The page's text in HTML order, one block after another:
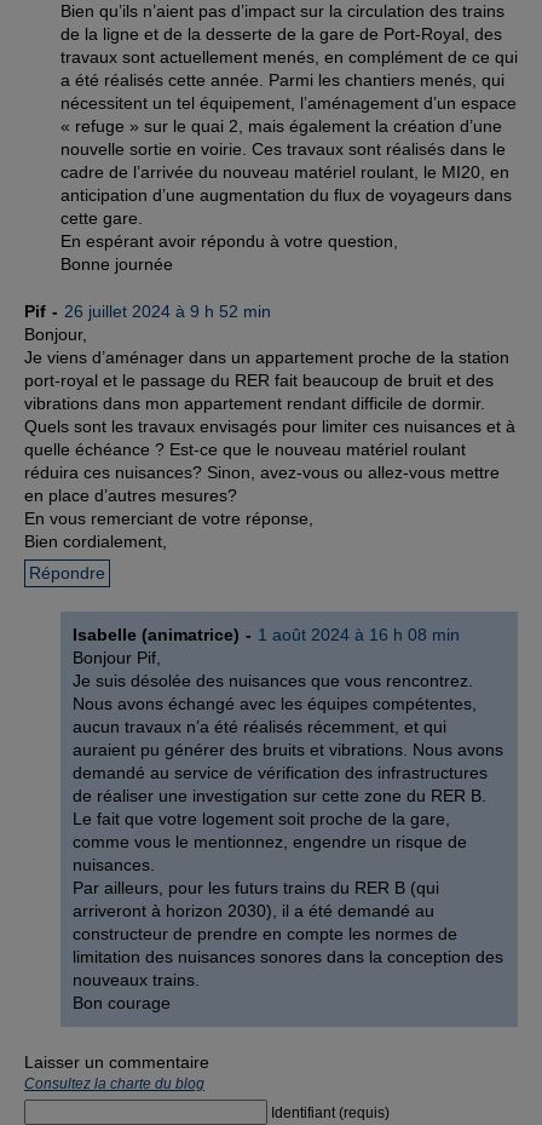
Bien qu’ils n’aient pas d’impact sur la circulation des trains
de la ligne et de la desserte de la gare de Port-Royal, des
travaux sont actuellement menés, en complément de ce qui
a été réalisés cette année. Parmi les chantiers menés, qui
nécessitent un tel équipement, l’aménagement d’un espace
« refuge » sur le quai 2, mais également la création d’une
nouvelle sortie en voirie. Ces travaux sont réalisés dans le
cadre de l’arrivée du nouveau matériel roulant, le MI20, en
anticipation d’une augmentation du flux de voyageurs dans
cette gare.
En espérant avoir répondu à votre question,
Bonne journée
Pif
26 juillet 2024 à 9 h 52 min
Bonjour,
Je viens d’aménager dans un appartement proche de la station
port-royal et le passage du RER fait beaucoup de bruit et des
vibrations dans mon appartement rendant difficile de dormir.
Quels sont les travaux envisagés pour limiter ces nuisances et à
quelle échéance ? Est-ce que le nouveau matériel roulant
réduira ces nuisances? Sinon, avez-vous ou allez-vous mettre
en place d’autres mesures?
En vous remerciant de votre réponse,
Bien cordialement,
Répondre
Isabelle (animatrice)
1 août 2024 à 16 h 08 min
Bonjour Pif,
Je suis désolée des nuisances que vous rencontrez.
Nous avons échangé avec les équipes compétentes,
aucun travaux n’a été réalisés récemment, et qui
auraient pu générer des bruits et vibrations. Nous avons
demandé au service de vérification des infrastructures
de réaliser une investigation sur cette zone du RER B.
Le fait que votre logement soit proche de la gare,
comme vous le mentionnez, engendre un risque de
nuisances.
Par ailleurs, pour les futurs trains du RER B (qui
arriveront à horizon 2030), il a été demandé au
constructeur de prendre en compte les normes de
limitation des nuisances sonores dans la conception des
nouveaux trains.
Bon courage
Laisser un commentaire
Consultez la charte du blog
Identifiant (requis)